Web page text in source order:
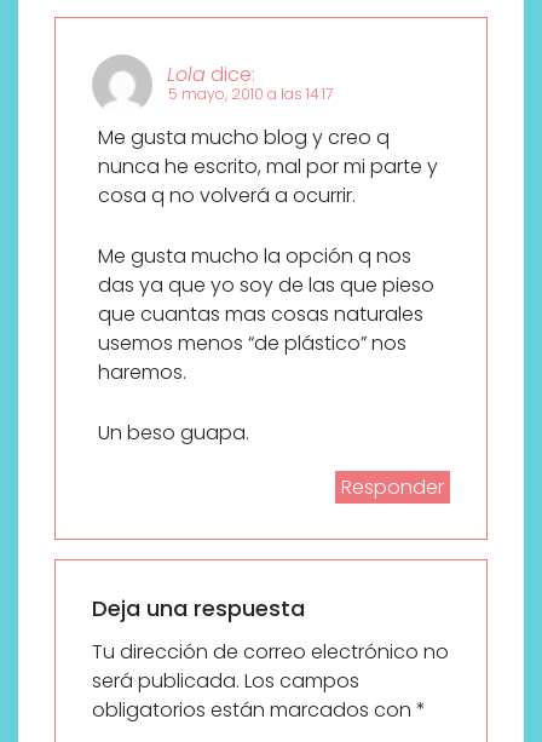
Lola dice:
5 mayo, 2010 a las 14:17
Me gusta mucho blog y creo q
nunca he escrito, mal por mi parte y
cosa q no volverá a ocurrir.
Me gusta mucho la opción q nos
das ya que yo soy de las que pieso
que cuantas mas cosas naturales
usemos menos “de plástico” nos
haremos.
Un beso guapa.
Responder
Deja una respuesta
Tu dirección de correo electrónico no
será publicada. Los campos
obligatorios están marcados con *